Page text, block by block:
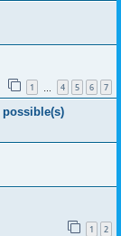
1 4 5 6 7
1 2